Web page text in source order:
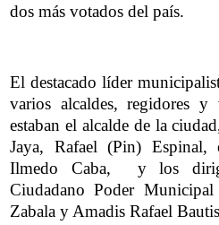
dos más votados del país.
El destacado líder
varios alcaldes, regidores y
estaban el alcalde de la
Jaya, Rafael (Pin) Espinal,
Ilmedo Caba, y los
Ciudadano Poder
Zabala y Amadis Rafael